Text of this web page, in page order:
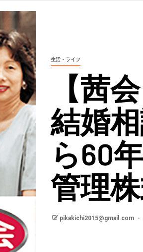
生活・ライフ
【茜
結婚
ら60
管理
pikakichi2015@gmail.com